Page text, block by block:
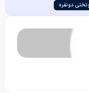
دونفره